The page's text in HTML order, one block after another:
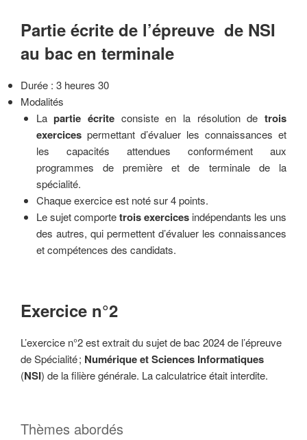
Partie écrite de l’épreuve de NSI
au bac en terminale
Durée : 3 heures 30
Modalités
Lapartie écriteconsiste en la résolution de trois
exercicespermettant d’évaluer les connaissances et
les capacités attendues conformément aux
programmes de première et de terminale de la
spécialité.
Chaque exercice est noté sur 4 points.
Le sujet comportetrois exercicesindépendants les uns
des autres, qui permettent d’évaluer les connaissances
et compétences des candidats.
Exercice n°2
L’exercice n°2 est extrait du sujet de bac 2024 de l’épreuve
de Spécialité ; Numérique etSciences Informatiques
(NSI) de la filière générale. La calculatrice était interdite.
Thèmes abordés